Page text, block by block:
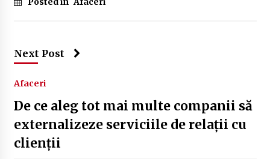
Next Post
Afaceri
De ce aleg tot mai multe companii să
externalizeze serviciile de relații cu
clienții